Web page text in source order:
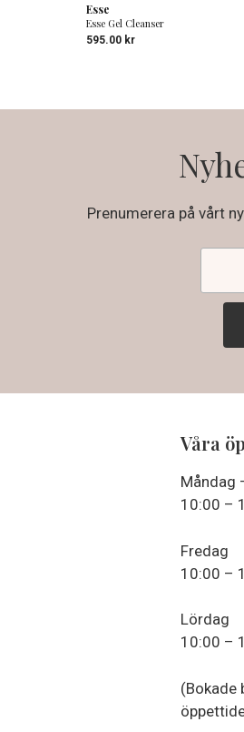
Esse
Esse Gel Cleanser
595.00 kr
Prenumerera på vårt
Våra
Måndag
10:00 –
Fredag
10:00 –
Lördag
10:00 –
(Bokade